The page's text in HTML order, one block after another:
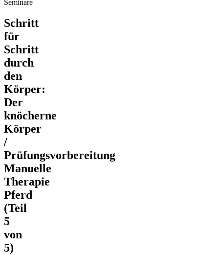
Seminare
Schritt
für
Schritt
durch
den
Körper:
Der
knöcherne
Körper
/
Prüfungsvorbereitung
Manuelle
Therapie
Pferd
(Teil
5
von
5)